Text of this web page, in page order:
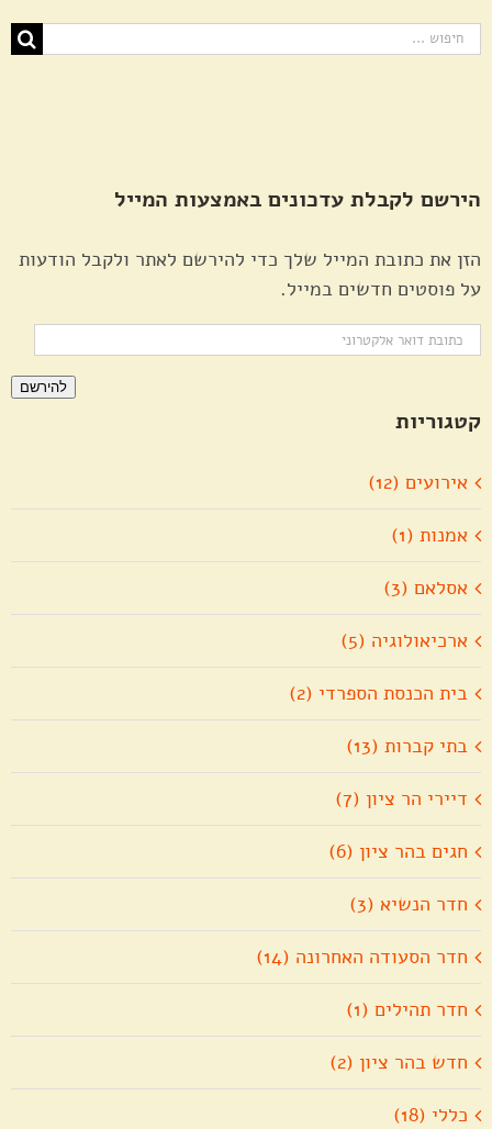
חיפוש...
הירשם לקבלת עדכונים באמצעות המייל
הזן את כתובת המייל שלך כדי להירשם לאתר ולקבל הודעות
על פוסטים חדשים במייל.
כתובת
להירשם
קטגוריות
אירועים (12)
אמנות (1)
אסלאם (3)
ארכיאולוגיה (5)
בית הכנסת הספרדי (2)
בתי קברות (13)
דיירי הר ציון (7)
חגים בהר ציון (6)
חדר הנשיא (3)
חדר הסעודה האחרונה (14)
חדר תהילים (1)
חדש בהר ציון (2)
כללי (18)